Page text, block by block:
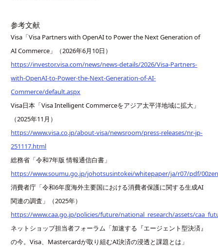
参考文献
Visa「Visa Partners with OpenAI to Power the Next Generation of
AI Commerce」（2026年6月10日）
https://investor.visa.com/news/news-details/2026/Visa-Partners-
with-OpenAI-to-Power-the-Next-Generation-of-AI-
Commerce/default.aspx
Visa日本「Visa Intelligent Commerceをアジア太平洋地域に拡大」
（2025年11月）
https://www.visa.co.jp/about-visa/newsroom/press-releases/nr-jp-
251117.html
総務省「令和7年版 情報通信白書」
https://www.soumu.go.jp/johotsusintokei/whitepaper/ja/r07/pdf/
消費者庁「令和6年度海外主要国における消費者保護に関する生成AI
関連の調査」（2025年）
https://www.caa.go.jp/policies/future/national_research/assets/
ネットショップ担当者フォーラム「加速する『エージェント型決済』
の今。Visa、Mastercardが取り組むAI決済の浸透と課題とは」